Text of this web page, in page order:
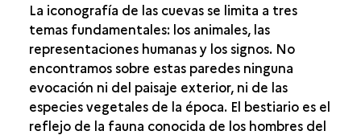
EL ACCESO A LAS PAREDES
LA ILUMINACIÓN
LOS RESTOS ARQUEOLÓGICOS
LA MATERIA PRIMA
La iconografía de las cuevas se limita a tres
temas fundamentales: los animales, las
representaciones humanas y los signos. No
encontramos sobre estas paredes ninguna
evocación ni del paisaje exterior, ni de las
especies vegetales de la época. El bestiario es el
reflejo de la fauna conocida de los hombres del